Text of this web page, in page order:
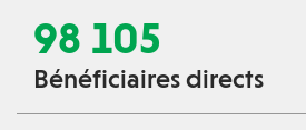
98 105
Bénéficiaires directs